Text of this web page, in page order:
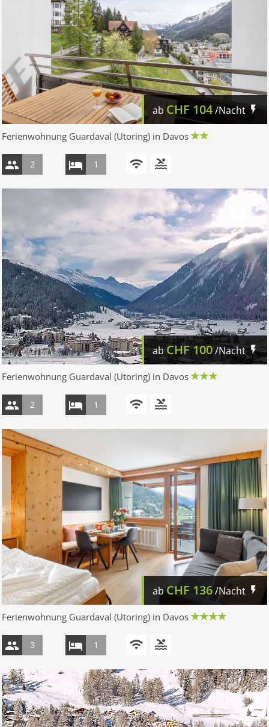
ab CHF 104/Nacht
Ferienwohnung Guardaval (Utoring) in Davos
2 1
abCHF100/Nacht
Ferienwohnung Guardaval (Utoring) in Davos
2 1
abCHF 136/Nacht
Ferienwohnung Guardaval (Utoring) in Davos
3 1